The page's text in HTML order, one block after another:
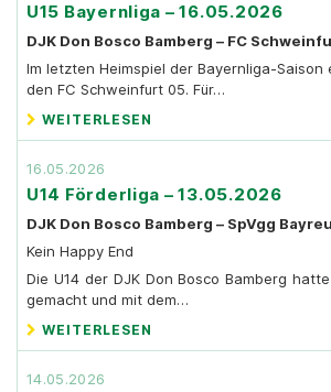
U15 Bayernliga – 16.05.2026
DJK Don Bosco Bamberg – FC
Im letzten Heimspiel der Bayernliga-Saison
den FC Schweinfurt 05. Für…
WEITERLESEN
16.05.2026
U14 Förderliga – 13.05.2026
DJK Don Bosco Bamberg – SpVgg
Kein Happy End
Die U14 der DJK Don Bosco Bamberg
gemacht und mit dem…
WEITERLESEN
14.05.2026